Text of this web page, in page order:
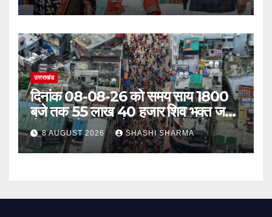
उत्तराखंड
दिनांक 08-08-26 को समय साय 1800
बजे तक 55 लाख 40 हजार शिव भक्त जल
लेकर अपने गंतव्य को प्रस्थान कर चुके
8 AUGUST 2026 SHASHI SHARMA